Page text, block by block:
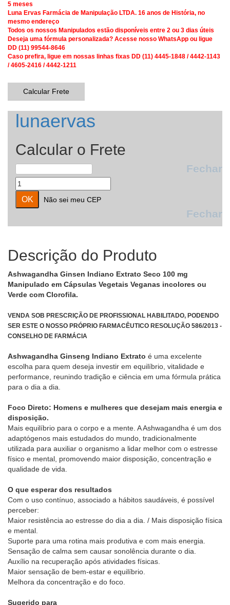
5 meses
Luna Ervas Farmácia de Manipulação LTDA. 16 anos de História, no
mesmo endereço
Todos os nossos Manipulados estão disponíveis entre 2 ou 3 dias úteis
Deseja uma fórmula personalizada? Acesse nosso WhatsApp ou ligue
DD (11) 99544-8646
Caso prefira, ligue em nossas linhas fixas DD (11) 4445-1848 / 4442-1143
/ 4605-2416 / 4442-1211
Calcular Frete
lunaervas
Calcular o Frete
Fechar
Não sei meu CEP
Fechar
Descrição do Produto
Ashwagandha Ginsen Indiano Extrato Seco 100 mg
Manipulado em Cápsulas Vegetais Veganas incolores ou
Verde com Clorofila.
VENDA SOB PRESCRIÇÃO DE PROFISSIONAL HABILITADO, PODENDO
SER ESTE O NOSSO PRÓPRIO FARMACÊUTICO RESOLUÇÃO 586/2013 -
CONSELHO DE FARMÁCIA
Ashwagandha Ginseng Indiano Extrato é uma excelente
escolha para quem deseja investir em equilíbrio, vitalidade e
performance, reunindo tradição e ciência em uma fórmula prática
para o dia a dia.
Foco Direto: Homens e mulheres que desejam mais energia e
disposição.
Mais equilíbrio para o corpo e a mente. A Ashwagandha é um dos
adaptógenos mais estudados do mundo, tradicionalmente
utilizada para auxiliar o organismo a lidar melhor com o estresse
físico e mental, promovendo maior disposição, concentração e
qualidade de vida.
O que esperar dos resultados
Com o uso contínuo, associado a hábitos saudáveis, é possível
perceber:
Maior resistência ao estresse do dia a dia. / Mais disposição física
e mental.
Suporte para uma rotina mais produtiva e com mais energia.
Sensação de calma sem causar sonolência durante o dia.
Auxílio na recuperação após atividades físicas.
Maior sensação de bem-estar e equilíbrio.
Melhora da concentração e do foco.
Sugerido para